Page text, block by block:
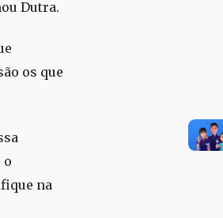
Dutra.
os que
o
na